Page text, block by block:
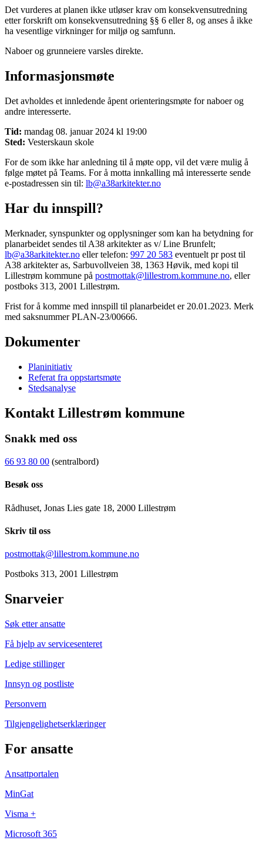
Det vurderes at planen ikke utløser krav om konsekvensutredning
etter forskrift om konsekvensutredning §§ 6 eller 8, og anses å ikke
ha vesentlige virkninger for miljø og samfunn.
Naboer og grunneiere varsles direkte.
Informasjonsmøte
Det avholdes et innledende åpent orienteringsmøte for naboer og
andre interesserte.
Tid: mandag 08. januar 2024 kl 19:00
Sted: Vesterskaun skole
For de som ikke har anledning til å møte opp, vil det være mulig å
følge møtet på Teams. For å motta innkalling må interesserte sende
e-postadressen sin til: lb@a38arkitekter.no
Har du innspill?
Merknader, synspunkter og opplysninger som kan ha betydning for
planarbeidet sendes til A38 arkitekter as v/ Line Brunfelt;
lb@a38arkitekter.no eller telefon: 997 20 583 eventuelt pr post til
A38 arkitekter as, Sarbuvollveien 38, 1363 Høvik, med kopi til
Lillestrøm kommune på postmottak@lillestrom.kommune.no, eller
postboks 313, 2001 Lillestrøm.
Frist for å komme med innspill til planarbeidet er 20.01.2023. Merk
med saksnummer PLAN-23/00666.
Dokumenter
Planinitiativ
Referat fra oppstartsmøte
Stedsanalyse
Kontakt Lillestrøm kommune
Snakk med oss
66 93 80 00 (sentralbord)
Besøk oss
Rådhuset, Jonas Lies gate 18, 2000 Lillestrøm
Skriv til oss
postmottak@lillestrom.kommune.no
Postboks 313, 2001 Lillestrøm
Snarveier
Søk etter ansatte
Få hjelp av servicesenteret
Ledige stillinger
Innsyn og postliste
Personvern
Tilgjengelighetserklæringer
For ansatte
Ansattportalen
MinGat
Visma +
Microsoft 365